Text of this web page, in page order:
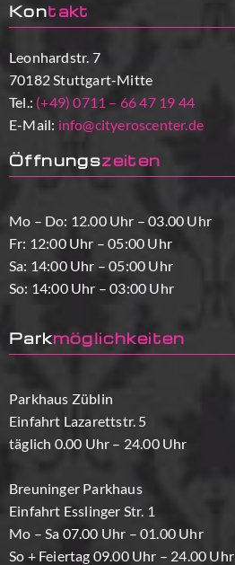
Kontakt
Leonhardstr. 7
70182 Stuttgart-Mitte
Tel.: (+49) 0711 – 66 47 19 44
E-Mail: info@cityeroscenter.de
Öffnungszeiten
Mo – Do: 12.00 Uhr – 03.00 Uhr
Fr: 12:00 Uhr – 05:00 Uhr
Sa: 14:00 Uhr – 05:00 Uhr
So: 14:00 Uhr – 03:00 Uhr
Parkmöglichkeiten
Parkhaus Züblin
Einfahrt Lazarettstr. 5
täglich 0.00 Uhr – 24.00 Uhr
Breuninger Parkhaus
Einfahrt Esslinger Str. 1
Mo – Sa 07.00 Uhr – 01.00 Uhr
So + Feiertag 09.00 Uhr – 24.00 Uhr